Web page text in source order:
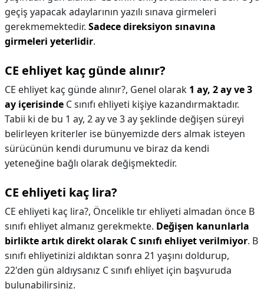
geçiş yapacak adaylarının yazılı sınava girmeleri
gerekmemektedir. Sadece direksiyon sınavına
girmeleri yeterlidir.
CE ehliyet kaç günde alınır?
CE ehliyet kaç günde alınır?, Genel olarak 1 ay, 2 ay ve 3
ay içerisinde C sınıfı ehliyeti kişiye kazandırmaktadır.
Tabii ki de bu 1 ay, 2 ay ve 3 ay şeklinde değişen süreyi
belirleyen kriterler ise bünyemizde ders almak isteyen
sürücünün kendi durumunu ve biraz da kendi
yeteneğine bağlı olarak değişmektedir.
CE ehliyeti kaç lira?
CE ehliyeti kaç lira?, Öncelikle tır ehliyeti almadan önce B
sınıfı ehliyet almanız gerekmekte. Değişen kanunlarla
birlikte artık direkt olarak C sınıfı ehliyet verilmiyor. B
sınıfı ehliyetinizi aldıktan sonra 21 yaşını doldurup,
22'den gün aldıysanız C sınıfı ehliyet için başvuruda
bulunabilirsiniz.